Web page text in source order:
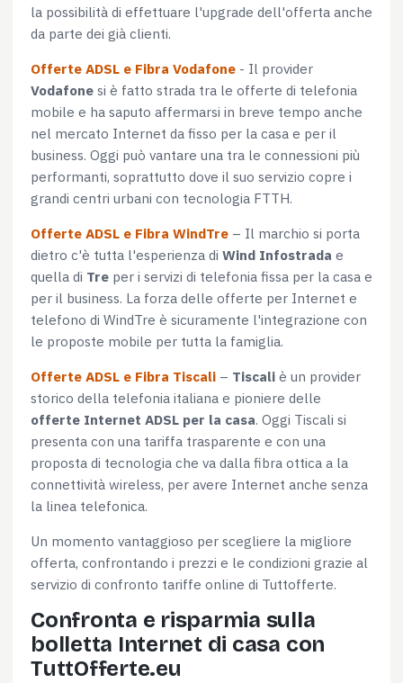
la possibilità di effettuare l'upgrade dell'offerta anche
da parte dei già clienti.
Offerte ADSL e Fibra Vodafone - Il provider
Vodafone si è fatto strada tra le offerte di telefonia
mobile e ha saputo affermarsi in breve tempo anche
nel mercato Internet da fisso per la casa e per il
business. Oggi può vantare una tra le connessioni più
performanti, soprattutto dove il suo servizio copre i
grandi centri urbani con tecnologia FTTH.
Offerte ADSL e Fibra WindTre – Il marchio si porta
dietro c'è tutta l'esperienza di Wind Infostrada e
quella di Tre per i servizi di telefonia fissa per la casa e
per il business. La forza delle offerte per Internet e
telefono di WindTre è sicuramente l'integrazione con
le proposte mobile per tutta la famiglia.
Offerte ADSL e Fibra Tiscali – Tiscali è un provider
storico della telefonia italiana e pioniere delle
offerte Internet ADSL per la casa. Oggi Tiscali si
presenta con una tariffa trasparente e con una
proposta di tecnologia che va dalla fibra ottica a la
connettività wireless, per avere Internet anche senza
la linea telefonica.
Un momento vantaggioso per scegliere la migliore
offerta, confrontando i prezzi e le condizioni grazie al
servizio di confronto tariffe online di Tuttofferte.
Confronta e risparmia sulla
bolletta Internet di casa con
TuttOfferte.eu